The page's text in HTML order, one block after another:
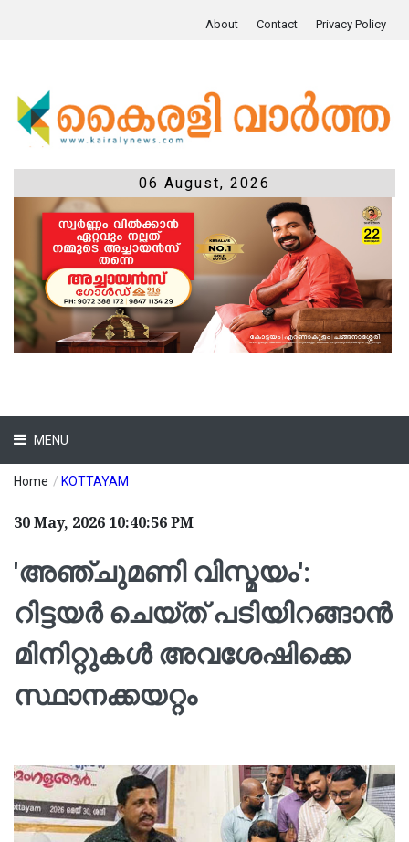
About Contact Privacy Policy
06 August, 2026
MENU
Home / KOTTAYAM
30 May, 2026 10:40:56 PM
'അഞ്ചുമണി വിസ്മയം':
റിട്ടയര്‍ ചെയ്ത് പടിയിറങ്ങാന്‍
മിനിറ്റുകള്‍ അവശേഷിക്കെ
സ്ഥാനക്കയറ്റം